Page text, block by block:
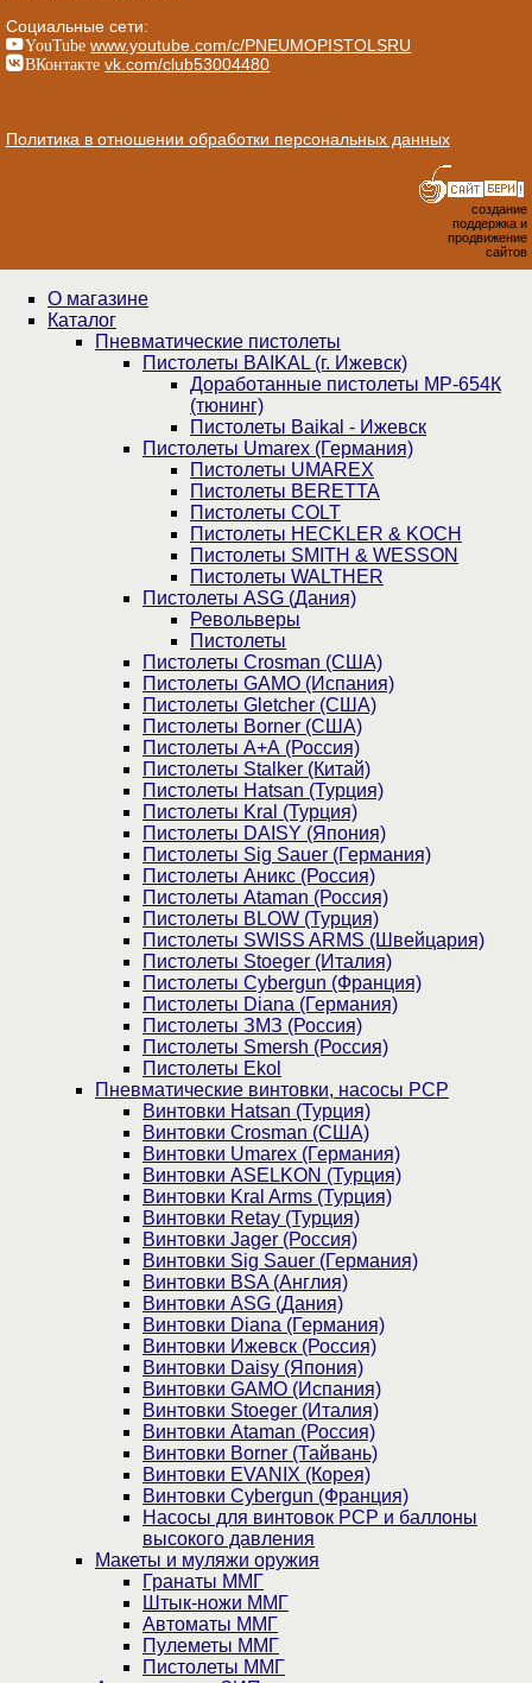
Социальные сети:
YouTube www.youtube.com/c/PNEUMOPISTOLSRU
ВКонтакте vk.com/club53004480
Политика в отношении обработки персональных данных
создание
поддержка и
продвижение
сайтов
О магазине
Каталог
Пнев­ма­ти­чес­кие пистолеты
Пистолеты BAIKAL (г. Ижевск)
Доработанные пистолеты МР-654К
(тюнинг)
Пистолеты Baikal - Ижевск
Пистолеты Umarex (Германия)
Пистолеты UMAREX
Пистолеты BERETTA
Пистолеты COLT
Пистолеты HECKLER & KOCH
Пистолеты SMITH & WESSON
Пистолеты WALTHER
Пистолеты ASG (Дания)
Револьверы
Пистолеты
Пистолеты Crosman (США)
Пистолеты GAMO (Испания)
Пистолеты Gletcher (США)
Пистолеты Borner (США)
Пистолеты А+А (Россия)
Пистолеты Stalker (Китай)
Пистолеты Hatsan (Турция)
Пистолеты Kral (Турция)
Пистолеты DAISY (Япония)
Пистолеты Sig Sauer (Германия)
Пистолеты Аникс (Россия)
Пистолеты Ataman (Россия)
Пистолеты BLOW (Турция)
Пистолеты SWISS ARMS (Швейцария)
Пистолеты Stoeger (Италия)
Пистолеты Cybergun (Франция)
Пистолеты Diana (Германия)
Пистолеты ЗМЗ (Россия)
Пистолеты Smersh (Россия)
Пистолеты Ekol
Пневматические винтовки, насосы PCP
Винтовки Hatsan (Турция)
Винтовки Crosman (США)
Винтовки Umarex (Германия)
Винтовки ASELKON (Турция)
Винтовки Kral Arms (Турция)
Винтовки Retay (Турция)
Винтовки Jager (Россия)
Винтовки Sig Sauer (Германия)
Винтовки BSA (Англия)
Винтовки ASG (Дания)
Винтовки Diana (Германия)
Винтовки Ижевск (Россия)
Винтовки Daisy (Япония)
Винтовки GAMO (Испания)
Винтовки Stoeger (Италия)
Винтовки Ataman (Россия)
Винтовки Borner (Тайвань)
Винтовки EVANIX (Корея)
Винтовки Cybergun (Франция)
Насосы для винтовок PCP и баллоны
высокого давления
Макеты и муляжи оружия
Гранаты ММГ
Штык-ножи ММГ
Автоматы ММГ
Пулеметы ММГ
Пистолеты ММГ